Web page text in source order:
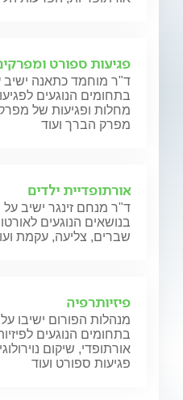
פגיעות ספורט
ד"ר מוחמד כתאנה ישיב
בתחומים הנוגעים
מחלות ופגיעות של
מפרק הברך ועוד
אורתופדיית ילדים
ד"ר מנחם זינגר ישיב
בנושאים הנוגעים
שברים, צליעה, עקמת
פיזיותרפיה
מנהלות הפורום ישיבו
בתחומים הנוגעים
אורתופדי, שיקום
פגיעות ספורט ועוד